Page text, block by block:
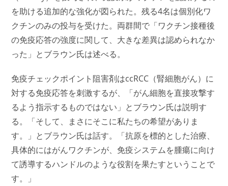
を助ける追加的な強化が図られた。残る4名は個別化ワ
クチンのみの投与を受けた。両群間で「ワクチン接種後
の免疫応答の強度に関して、大きな差異は認められなか
った」とブラウン氏は述べる。
免疫チェックポイント阻害剤はccRCC（腎細胞がん）に
対する免疫応答を刺激するが、「がん細胞を直接攻撃す
るよう指示するものではない」とブラウン氏は説明す
る。「そして、まさにそこに私たちの希望がありま
す。」とブラウン氏は話す。「抗原を標的とした治療、
具体的にはがんワクチンが、免疫システムを腫瘍に向け
て誘導するハンドルのような役割を果たすということで
す。」